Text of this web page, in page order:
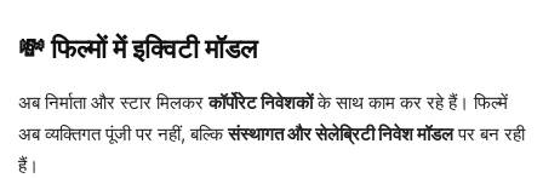
💸 फिल्मों में इक्विटी मॉडल
अब निर्माता और स्टार मिलकरकॉर्पोरेट निवेशकोंके साथ काम कर रहे हैं। फिल्में
अब व्यक्तिगत पूंजी पर नहीं, बल्किसंस्थागत और सेलेब्रिटी निवेश मॉडलपर बन रही
हैं।